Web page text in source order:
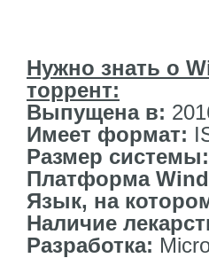
Нужно знать о
торрент:
Выпущена в:
Имеет формат:
Размер
Платформа
Язык, на
Наличие
Разработка: